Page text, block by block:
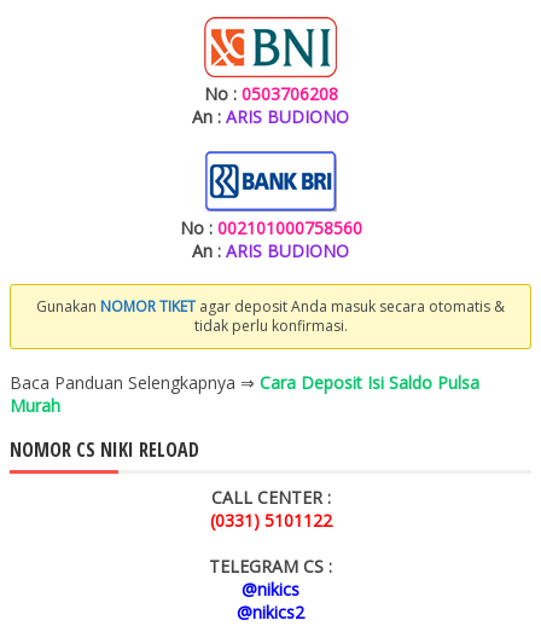
No : 0503706208
An : ARIS BUDIONO
No : 002101000758560
An : ARIS BUDIONO
Gunakan NOMOR TIKET agar deposit Anda masuk secara otomatis &
tidak perlu konfirmasi.
Baca Panduan Selengkapnya ⇒ Cara Deposit Isi Saldo Pulsa
Murah
NOMOR CS NIKI RELOAD
CALL CENTER :
(0331) 5101122
TELEGRAM CS :
@nikics
@nikics2